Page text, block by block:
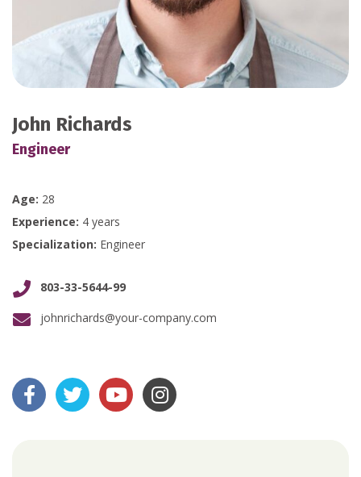
John Richards
Engineer
Age: 28
Experience: 4 years
Specialization: Engineer
803-33-5644-99
johnrichards@your-company.com